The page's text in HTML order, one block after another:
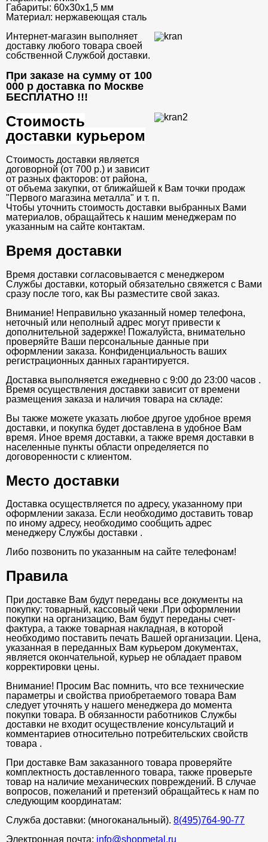
Габариты: 60х30х1,5 мм
Материал: нержавеющая сталь
Интернет-магазин выполняет
доставку любого товара своей
собственной Службой доставки.
При заказе на сумму от 100
000 р доставка по Москве
БЕСПЛАТНО !!!
Стоимость
доставки курьером
Стоимость доставки является
договорной (от 700 р.) и зависит
от разных факторов: от района,
от объема закупки, от ближайшей к Вам точки продаж
"Первого магазина металла" и т. п.
Чтобы уточнить стоимость доставки выбранных Вами
материалов, обращайтесь к нашим менеджерам по
указанным на сайте контактам.
Время доставки
Время доставки согласовывается с менеджером
Службы доставки, который обязательно свяжется с Вами
сразу после того, как Вы разместите свой заказ.
Внимание! Неправильно указанный номер телефона,
неточный или неполный адрес могут привести к
дополнительной задержке! Пожалуйста, внимательно
проверяйте Ваши персональные данные при
оформлении заказа. Конфиденциальность ваших
регистрационных данных гарантируется.
Доставка выполняется ежедневно с 9:00 до 23:00 часов .
Время осуществления доставки зависит от времени
размещения заказа и наличия товара на складе:
Вы также можете указать любое другое удобное время
доставки, и покупка будет доставлена в удобное Вам
время. Иное время доставки, а также время доставки в
населенные пункты области определяется по
договоренности с клиентом.
Место доставки
Доставка осуществляется по адресу, указанному при
оформлении заказа. Если необходимо доставить товар
по иному адресу, необходимо сообщить адрес
менеджеру Службы доставки .
Либо позвонить по указанным на сайте телефонам!
Правила
При доставке Вам будут переданы все документы на
покупку: товарный, кассовый чеки .При оформлении
покупки на организацию, Вам будут переданы счет-
фактура, а также товарная накладная, в которой
необходимо поставить печать Вашей организации. Цена,
указанная в переданных Вам курьером документах,
является окончательной, курьер не обладает правом
корректировки цены.
Внимание! Просим Вас помнить, что все технические
параметры и свойства приобретаемого товара Вам
следует уточнять у нашего менеджера до момента
покупки товара. В обязанности работников Службы
доставки не входит осуществление консультаций и
комментариев относительно потребительских свойств
товара .
При доставке Вам заказанного товара проверяйте
комплектность доставленного товара, также проверьте
товар на наличие механических повреждений. В случае
вопросов, пожеланий и претензий обращайтесь к нам по
следующим координатам:
Служба доставки: (многоканальный). 8(495)764-90-77
Электронная почта: info@shopmetal.ru